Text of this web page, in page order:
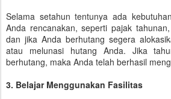
Selama setahun tentunya ada
Anda rencanakan, seperti pajak
dan jika Anda berhutang segera
atau melunasi hutang Anda. Jika
berhutang, maka Anda telah berhasil
3. Belajar Menggunakan Fasilitas